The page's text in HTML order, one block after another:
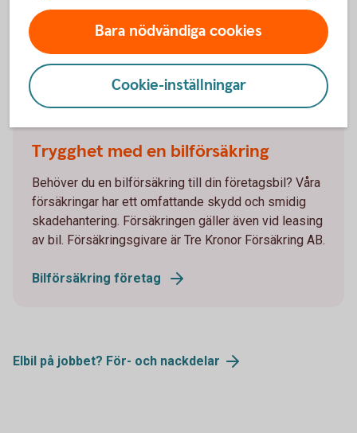
Tips om företagsbilar!
Trygghet med en bilförsäkring
Behöver du en bilförsäkring till din företagsbil? Våra
försäkringar har ett omfattande skydd och smidig
skadehantering. Försäkringen gäller även vid leasing
av bil. Försäkringsgivare är Tre Kronor Försäkring AB.
Bilförsäkring företag
Elbil på jobbet? För- och nackdelar
Bara nödvändiga cookies
Cookie-inställningar